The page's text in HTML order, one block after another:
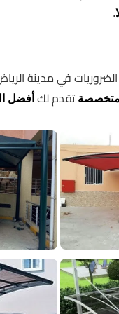
.
في مدينة
تقدم لك أفضل